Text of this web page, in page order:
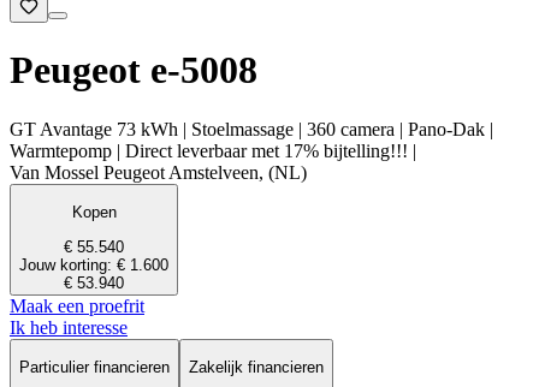
Peugeot e-5008
GT Avantage 73 kWh | Stoelmassage | 360 camera | Pano-Dak |
Warmtepomp | Direct leverbaar met 17% bijtelling!!! |
Van Mossel Peugeot Amstelveen, (NL)
Kopen
€ 55.540
Jouw korting: € 1.600
€ 53.940
Maak een proefrit
Ik heb interesse
Particulier financieren
Zakelijk financieren